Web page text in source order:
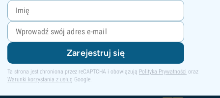
Zarejestruj się
Ta strona jest chroniona przez reCAPTCHA i obowiązują Polityka Prywatności oraz
Warunki korzystania z usług Google.